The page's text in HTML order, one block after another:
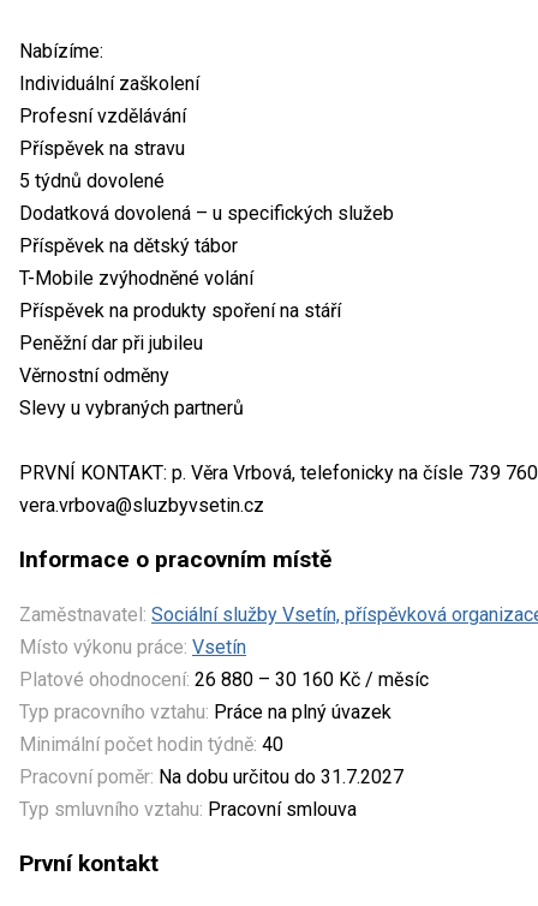
Nabízíme:
Individuální zaškolení
Profesní vzdělávání
Příspěvek na stravu
5 týdnů dovolené
Dodatková dovolená – u specifických služeb
Příspěvek na dětský tábor
T-Mobile zvýhodněné volání
Příspěvek na produkty spoření na stáří
Peněžní dar při jubileu
Věrnostní odměny
Slevy u vybraných partnerů
PRVNÍ KONTAKT: p. Věra Vrbová, telefonicky na čísle 739
vera.vrbova@sluzbyvsetin.cz
Informace o pracovním místě
Zaměstnavatel: Sociální služby Vsetín, příspěvková
Místo výkonu práce: Vsetín
Platové ohodnocení: 26 880 – 30 160 Kč / měsíc
Typ pracovního vztahu: Práce na plný úvazek
Minimální počet hodin týdně: 40
Pracovní poměr: Na dobu určitou do 31.7.2027
Typ smluvního vztahu: Pracovní smlouva
První kontakt